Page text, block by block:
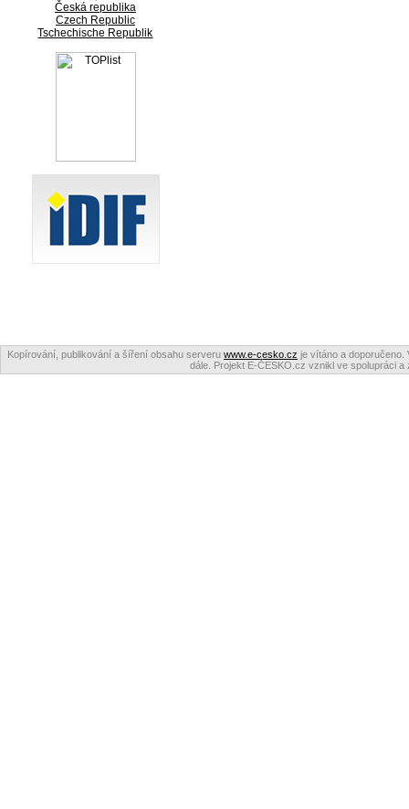
Česká republika
Czech Republic
Tschechische Republik
Kopírování, publikování a šíření obsahu serveru www.e-cesko.cz je vítáno a doporučeno.
dále. Projekt E-ČESKO.cz vznikl ve spolupráci